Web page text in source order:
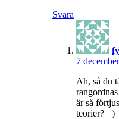
Svara
7
Ah, så du
är så
teorier? =)